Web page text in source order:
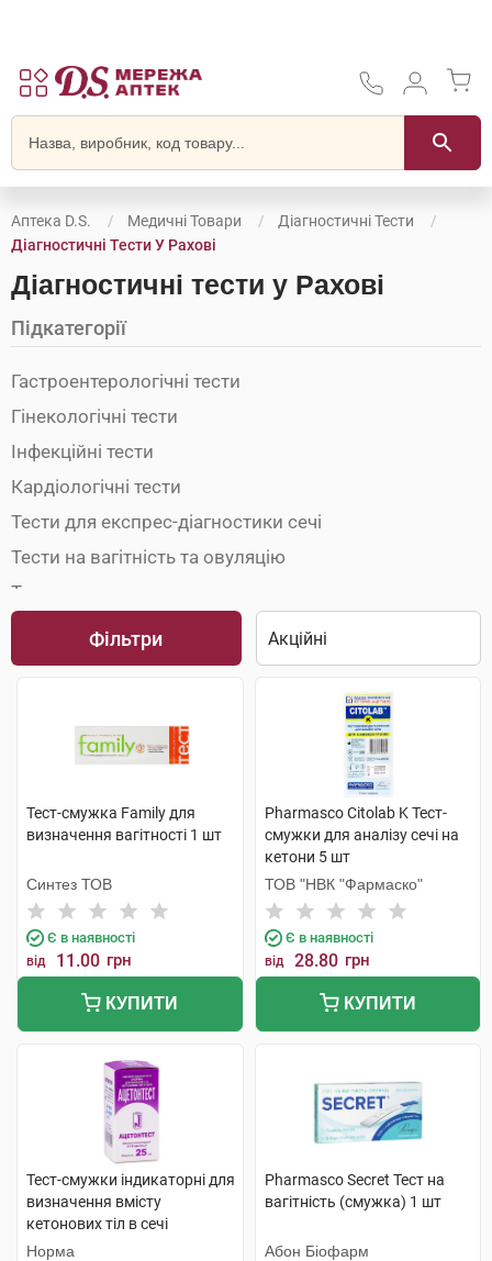
Аптека D.S. Медичні Товари
Діагностичні Тести
Діагностичні Тести У Рахові
Діагностичні тести у Рахові
Підкатегорії
Гастроентерологічні тести
Гінекологічні тести
Інфекційні тести
Кардіологічні тести
Тести для експрес-діагностики сечі
Тести на вагітність та овуляцію
Тести на наркотики
Фільтри
Тест-смужка Family для
визначення вагітності 1 шт
Синтез ТОВ
Є в наявності
від 11.00 грн
КУПИТИ
Pharmasco Citolab K Тест-
смужки для аналізу сечі на
кетони 5 шт
ТОВ "НВК "Фармаско"
Є в наявності
від 28.80 грн
КУПИТИ
Тест-смужки індикаторні для
визначення вмісту
кетонових тіл в сечі
Ацетонтест 25 шт
Норма
Pharmasco Secret Тест на
вагітність (смужка) 1 шт
Абон Біофарм